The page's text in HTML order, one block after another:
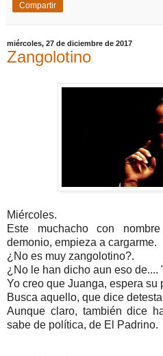
Compartir
miércoles, 27 de diciembre de 2017
Zangolotino
Miércoles.
Este muchacho con
demonio, empieza a cargarme.
¿No es muy zangolotino?.
¿No le han dicho aun eso de....
Yo creo que Juanga, espera su
Busca aquello, que dice
Aunque claro, también dice
sabe de política, de El Padrino.